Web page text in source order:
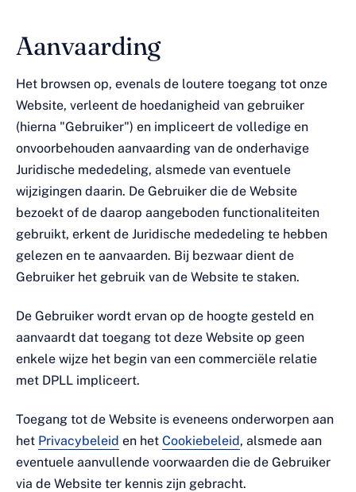
Aanvaarding
Het browsen op, evenals de loutere toegang tot onze
Website, verleent de hoedanigheid van gebruiker
(hierna "Gebruiker") en impliceert de volledige en
onvoorbehouden aanvaarding van de onderhavige
Juridische mededeling, alsmede van eventuele
wijzigingen daarin. De Gebruiker die de Website
bezoekt of de daarop aangeboden functionaliteiten
gebruikt, erkent de Juridische mededeling te hebben
gelezen en te aanvaarden. Bij bezwaar dient de
Gebruiker het gebruik van de Website te staken.
De Gebruiker wordt ervan op de hoogte gesteld en
aanvaardt dat toegang tot deze Website op geen
enkele wijze het begin van een commerciële relatie
met DPLL impliceert.
Toegang tot de Website is eveneens onderworpen aan
het Privacybeleid en het Cookiebeleid, alsmede aan
eventuele aanvullende voorwaarden die de Gebruiker
via de Website ter kennis zijn gebracht.